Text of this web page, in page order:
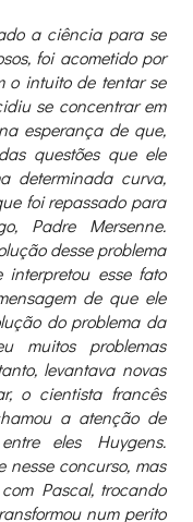
a ciência para se
foi acometido por
o intuito de tentar se
se concentrar em
esperança de que,
questões que ele
determinada curva,
foi repassado para
Padre Mersenne.
desse problema
esse fato
de que ele
do problema da
muitos problemas
levantava novas
o cientista francês
a atenção de
eles Huygens.
concurso, mas
Pascal, trocando
num perito